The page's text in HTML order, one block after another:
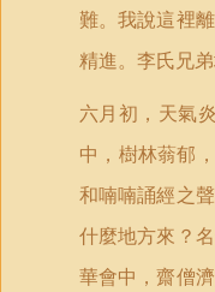
難。我說這裡
精進。李氏兄
六月初，天氣
中，樹林蓊郁
和喃喃誦經之
什麼地方來？
華會中，齋僧